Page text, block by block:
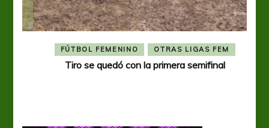
FÚTBOL FEMENINO OTRAS LIGAS FEM
Tiro se quedó con la primera semifinal